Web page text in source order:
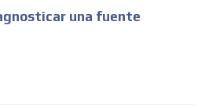
una fuente